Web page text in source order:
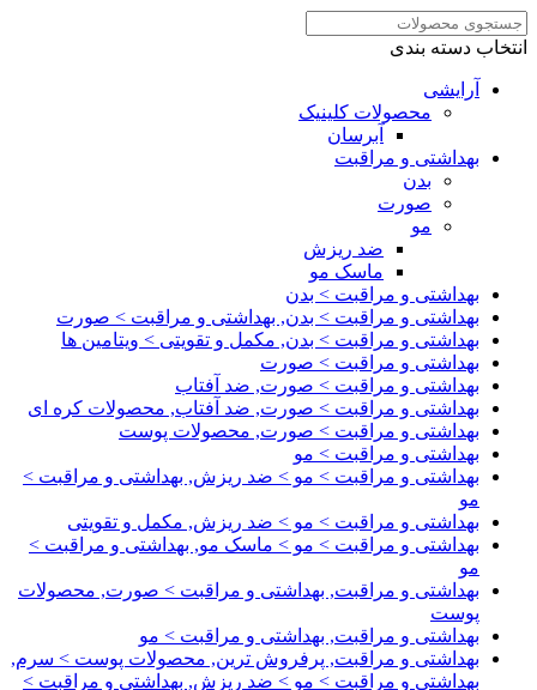
انتخاب دسته بندی
آرایشی
محصولات کلینیک
آبرسان
بهداشتی و مراقبت
بدن
صورت
مو
ضد ریزش
ماسک مو
بهداشتی و مراقبت > بدن
بهداشتی و مراقبت > بدن, بهداشتی و مراقبت > صورت
بهداشتی و مراقبت > بدن, مکمل و تقویتی > ویتامین ها
بهداشتی و مراقبت > صورت
بهداشتی و مراقبت > صورت, ضد آفتاب
بهداشتی و مراقبت > صورت, ضد آفتاب, محصولات کره ای
بهداشتی و مراقبت > صورت, محصولات پوست
بهداشتی و مراقبت > مو
بهداشتی و مراقبت > مو > ضد ریزش, بهداشتی و مراقبت >
مو
بهداشتی و مراقبت > مو > ضد ریزش, مکمل و تقویتی
بهداشتی و مراقبت > مو > ماسک مو, بهداشتی و مراقبت >
مو
بهداشتی و مراقبت, بهداشتی و مراقبت > صورت, محصولات
پوست
بهداشتی و مراقبت, بهداشتی و مراقبت > مو
بهداشتی و مراقبت, پرفروش ترین, محصولات پوست > سرم,
بهداشتی و مراقبت > مو > ضد ریزش, بهداشتی و مراقبت >